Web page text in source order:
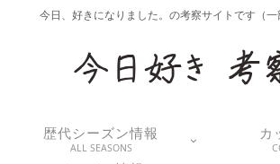
今日、好きになりました。の考察サイトです（一
歴代シーズン情報
ALL SEASONS
カ